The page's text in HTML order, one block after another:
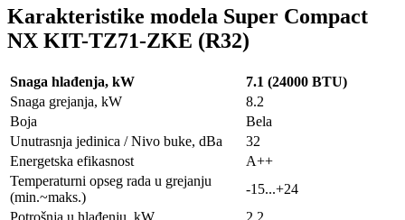
Karakteristike modela Super Compact
NX KIT-TZ71-ZKE (R32)
Snaga hlađenja, kW
7.1 (24000 BTU)
Snaga grejanja, kW
8.2
Boja
Bela
Unutrasnja jedinica / Nivo buke, dBa
32
Energetska efikasnost
A++
Temperaturni opseg rada u grejanju
(min.~maks.)
-15...+24